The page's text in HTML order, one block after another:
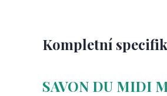
Kompletní
SAVON DU MIDI